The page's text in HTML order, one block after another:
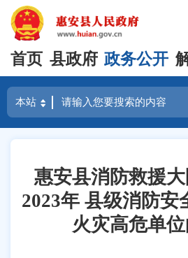
首页 县政府 政务公开
惠安县消防救援
2023年 县级消防安
火灾高危单